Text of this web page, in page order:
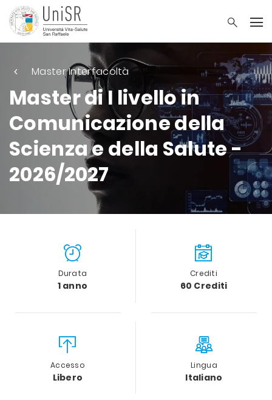
Master Interfacoltà
Master di I livello in
Comunicazione della
Scienza e della Salute -
2026/2027
Durata
1 anno
Crediti
60 Crediti
Accesso
Libero
Lingua
Italiano